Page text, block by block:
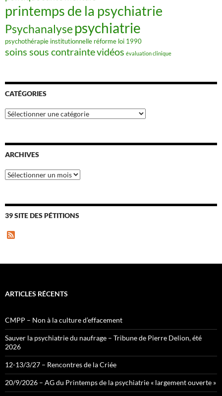
printemps de la psychiatrie
Psychanalyse psychiatrie
psychothérapie institutionnelle réforme loi 1990
soins sous contraintevidéos évaluation clinique
CATÉGORIES
Catégories
ARCHIVES
Archives
39 SITE DES PÉTITIONS
ARTICLES RÉCENTS
CMPP – Non à la culture d’effacement
Sauver la psychiatrie du naufrage – Tribune de Pierre Delion, été
2026
12-13/3/27 – Rencontres de la Criée
20/9/2026 – AG du Printemps de la psychiatrie « largement ouverte »